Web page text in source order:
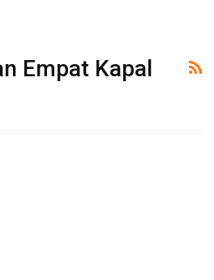
Empat Kapal